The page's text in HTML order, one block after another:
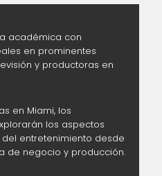
académica con
en prominentes
y productoras en
en Miami, los
los aspectos
entretenimiento desde
de negocio y producción.